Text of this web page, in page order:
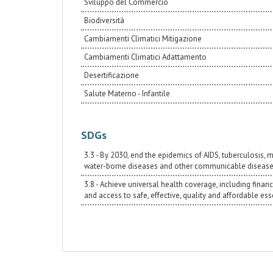
Sviluppo del Commercio
Biodiversità
Cambiamenti Climatici Mitigazione
Cambiamenti Climatici Adattamento
Desertificazione
Salute Materno - Infantile
SDGs
3.3 - By 2030, end the epidemics of AIDS,
water-borne diseases and other communicable
3.8 - Achieve universal health coverage, including
and access to safe, effective, quality and affordable